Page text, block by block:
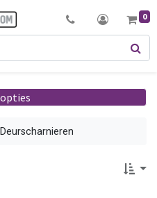
0
Deurscharnieren